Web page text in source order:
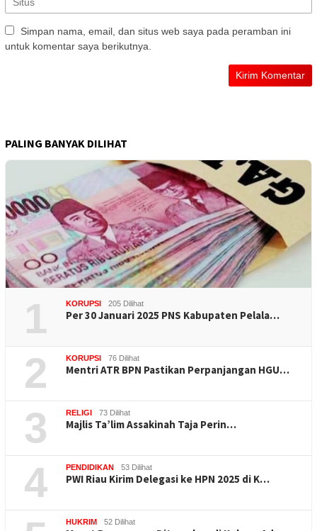
Simpan nama, email, dan situs web saya pada peramban ini
untuk komentar saya berikutnya.
PALING BANYAK DILIHAT
1 KORUPSI 205 Dilihat
Per 30 Januari 2025 PNS Kabupaten Pelala…
2 KORUPSI 76 Dilihat
Mentri ATR BPN Pastikan Perpanjangan HGU…
3 RELIGI 73 Dilihat
Majlis Ta’lim Assakinah Taja Perin…
4 PENDIDIKAN 53 Dilihat
PWI Riau Kirim Delegasi ke HPN 2025 di K…
HUKRIM 52 Dilihat